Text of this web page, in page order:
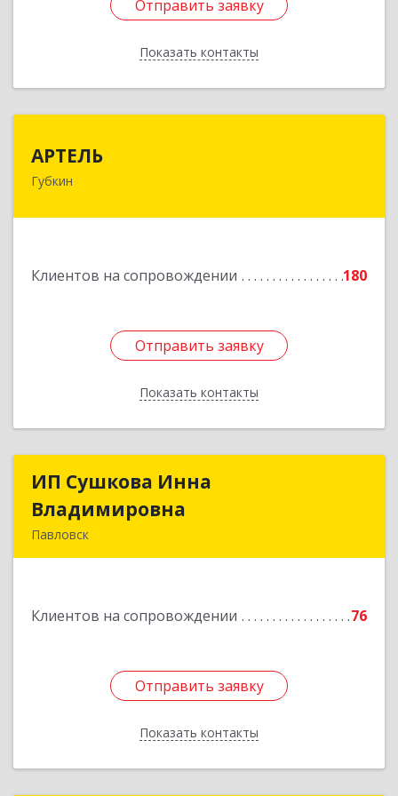
Отправить заявку
Показать контакты
Отправить заявку
Назад
АРТЕЛЬ
Губкин
Клиентов на сопровождении 180
Отправить заявку
Показать контакты
309181, Белгородская обл, Губкинский р-н,
Отправить заявку
Назад
ИП Сушкова Инна
Владимировна
Павловск
Клиентов на сопровождении 76
Отправить заявку
Показать контакты
ИП Сушкова Инна
Подробнее
Отправить заявку
Назад